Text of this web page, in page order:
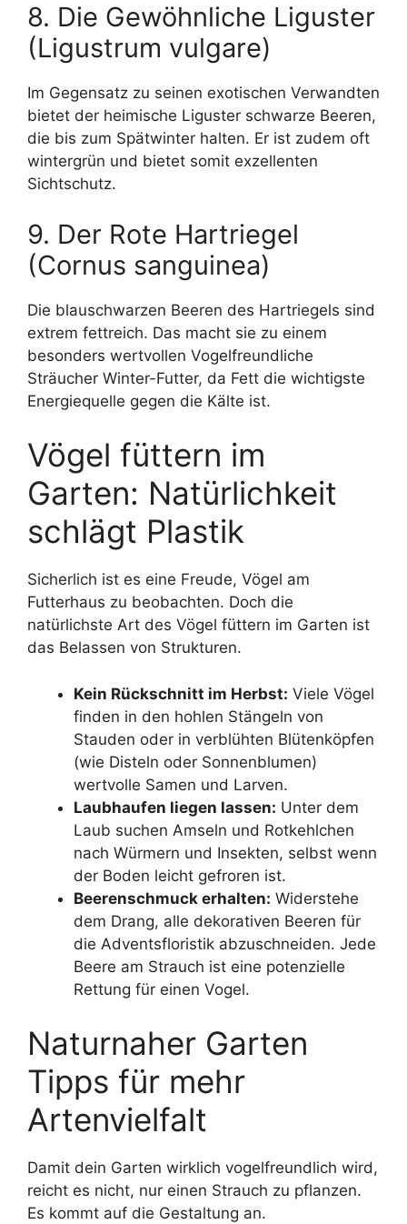
8. Die Gewöhnliche Liguster
(Ligustrum vulgare)
Im Gegensatz zu seinen exotischen Verwandten
bietet der heimische Liguster schwarze Beeren,
die bis zum Spätwinter halten. Er ist zudem oft
wintergrün und bietet somit exzellenten
Sichtschutz.
9. Der Rote Hartriegel
(Cornus sanguinea)
Die blauschwarzen Beeren des Hartriegels sind
extrem fettreich. Das macht sie zu einem
besonders wertvollen Vogelfreundliche
Sträucher Winter-Futter, da Fett die wichtigste
Energiequelle gegen die Kälte ist.
Vögel füttern im
Garten: Natürlichkeit
schlägt Plastik
Sicherlich ist es eine Freude, Vögel am
Futterhaus zu beobachten. Doch die
natürlichste Art des Vögel füttern im Garten ist
das Belassen von Strukturen.
Kein Rückschnitt im Herbst: Viele Vögel
finden in den hohlen Stängeln von
Stauden oder in verblühten Blütenköpfen
(wie Disteln oder Sonnenblumen)
wertvolle Samen und Larven.
Laubhaufen liegen lassen: Unter dem
Laub suchen Amseln und Rotkehlchen
nach Würmern und Insekten, selbst wenn
der Boden leicht gefroren ist.
Beerenschmuck erhalten: Widerstehe
dem Drang, alle dekorativen Beeren für
die Adventsfloristik abzuschneiden. Jede
Beere am Strauch ist eine potenzielle
Rettung für einen Vogel.
Naturnaher Garten
Tipps für mehr
Artenvielfalt
Damit dein Garten wirklich vogelfreundlich wird,
reicht es nicht, nur einen Strauch zu pflanzen.
Es kommt auf die Gestaltung an.